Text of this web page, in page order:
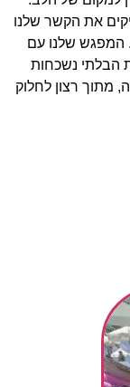
את הקשר שלנו
המפגש שלנו עם
הבלתי נשכחות
מתוך רצון לחלוק